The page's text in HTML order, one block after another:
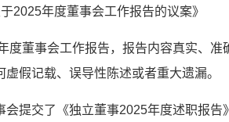
2025年度董事会工作报告的议案》
度董事会工作报告，报告内容真实、
虚假记载、误导性陈述或者重大遗漏。
会提交了《独立董事2025年度述职报